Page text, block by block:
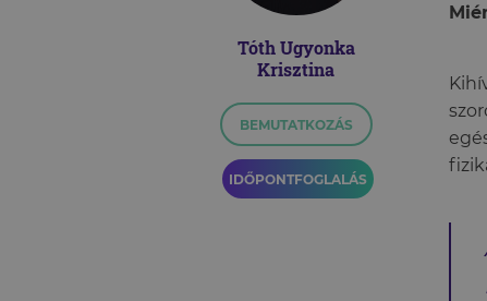
Tóth Ugyonka
Krisztina
BEMUTATKOZÁS
IDŐPONTFOGLALÁS